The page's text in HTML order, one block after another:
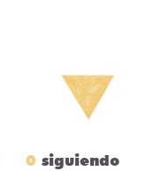
0 siguiendo